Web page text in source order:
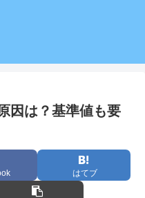
因は？基準値も要
はてブ